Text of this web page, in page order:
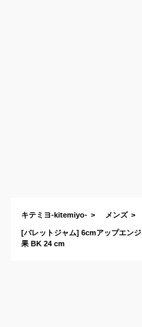
キテミヨ-kitemiyo- メンズ
[バレットジャム] 6cmアップエン
果 BK 24 cm